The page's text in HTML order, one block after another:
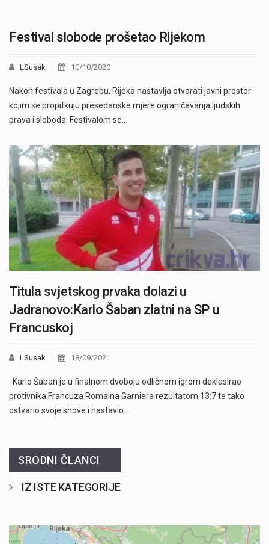
Festival slobode prošetao Rijekom
LSusak 10/10/2020
Nakon festivala u Zagrebu, Rijeka nastavlja otvarati javni prostor
kojim se propitkuju presedanske mjere ograničavanja ljudskih
prava i sloboda. Festivalom se…
Titula svjetskog prvaka dolazi u
Jadranovo:Karlo Šaban zlatni na SP u
Francuskoj
LSusak 18/09/2021
Karlo Šaban je u finalnom dvoboju odličnom igrom deklasirao
protivnika Francuza Romaina Garniera rezultatom 13:7 te tako
ostvario svoje snove i nastavio…
SRODNI ČLANCI
IZ ISTE KATEGORIJE